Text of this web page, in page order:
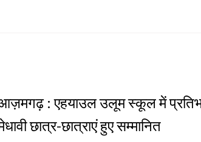
: एहयाउल उलूम स्कूल में
छात्र-छात्राएं हुए सम्मानित